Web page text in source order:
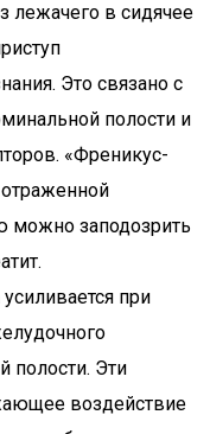
лежачего в сидячее
Это связано с
полости и
«Френикус-
можно заподозрить
при
полости. Эти
воздействие